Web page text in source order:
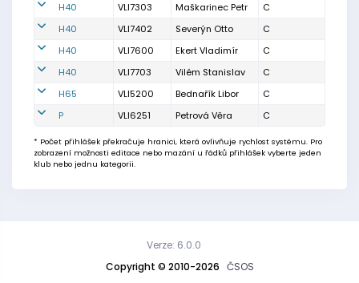
H40
VLI7303 Maškarinec Petr
C
H40
VLI7402 Severýn Otto
C
H40
VLI7600 Ekert Vladimír
C
H40
VLI7703 Vilém Stanislav
C
H65
VLI5200 Bednařík Libor
C
P
VLI6251 Petrová Věra C
* Počet přihlášek překračuje hranici, která ovlivňuje rychlost systému. Pro
zobrazení možnosti editace nebo mazání u řádků přihlášek vyberte jeden
klub nebo jednu kategorii.
Copyright © 2010-2026 ČSOS
Verze: 6.0.0